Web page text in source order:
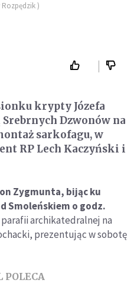
)
krypty Józefa
Dzwonów na
sarkofagu, w
RP Lech Kaczyński i
Zygmunta, bijąc ku
Smoleńskiem o godz.
archikatedralnej na
prezentując w sobotę
POLECA